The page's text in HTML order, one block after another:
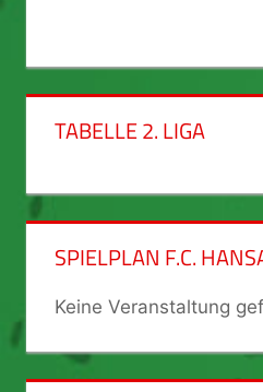
TABELLE 2. LIGA
SPIELPLAN F.C.
Keine Veranstaltung